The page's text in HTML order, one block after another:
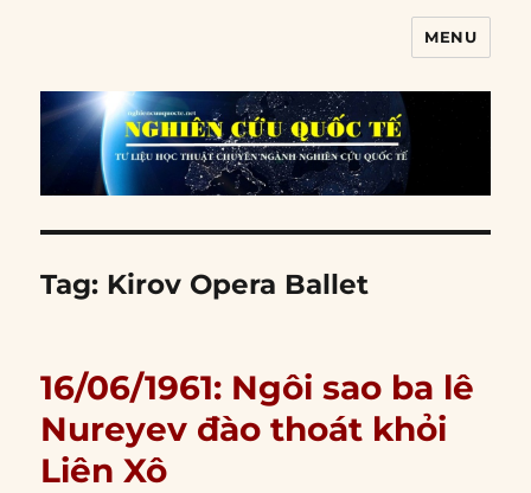
MENU
Tag: Kirov Opera Ballet
16/06/1961: Ngôi sao ba lê
Nureyev đào thoát khỏi
Liên Xô